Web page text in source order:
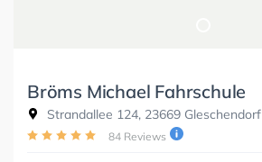
Bröms Michael Fahrschule
Strandallee 124, 23669 Gleschendorf
84 Reviews